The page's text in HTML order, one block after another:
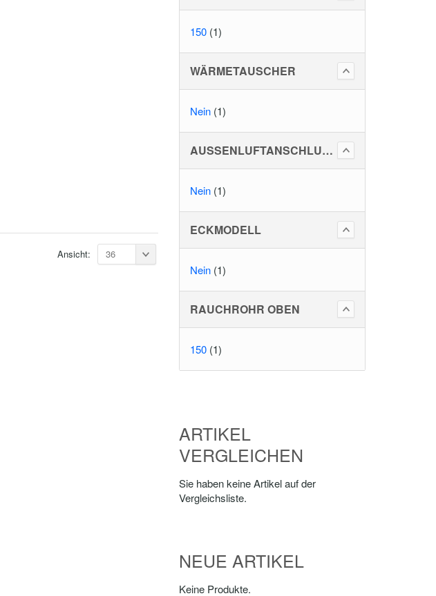
Ansicht: 36
150 (1)
WÄRMETAUSCHER
Nein (1)
AUSSENLUFTANSCHLUSS
Nein (1)
ECKMODELL
Nein (1)
RAUCHROHR OBEN
150 (1)
ARTIKEL
VERGLEICHEN
Sie haben keine Artikel auf der
Vergleichsliste.
NEUE ARTIKEL
Keine Produkte.